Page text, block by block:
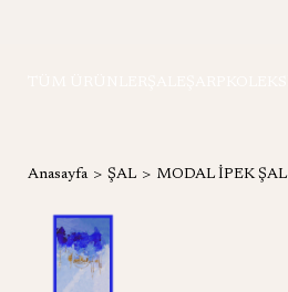
Anasayfa ŞAL MODAL İPEK ŞAL